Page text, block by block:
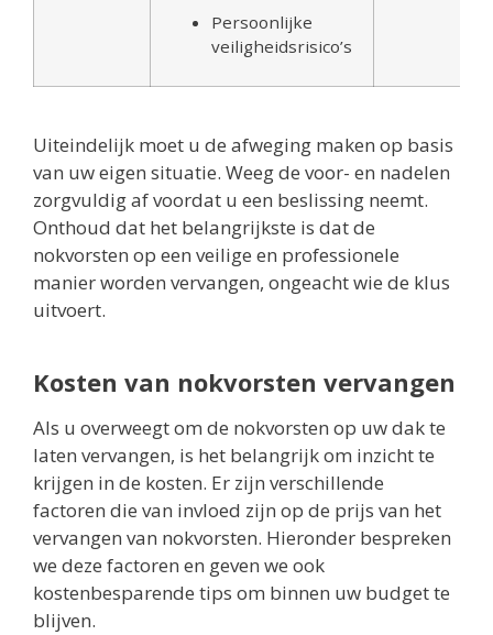
Persoonlijke
veiligheidsrisico’s
Uiteindelijk moet u de afweging maken op basis
van uw eigen situatie. Weeg de voor- en nadelen
zorgvuldig af voordat u een beslissing neemt.
Onthoud dat het belangrijkste is dat de
nokvorsten op een veilige en professionele
manier worden vervangen, ongeacht wie de klus
uitvoert.
Kosten van nokvorsten vervangen
Als u overweegt om de nokvorsten op uw dak te
laten vervangen, is het belangrijk om inzicht te
krijgen in de kosten. Er zijn verschillende
factoren die van invloed zijn op de prijs van het
vervangen van nokvorsten. Hieronder bespreken
we deze factoren en geven we ook
kostenbesparende tips om binnen uw budget te
blijven.